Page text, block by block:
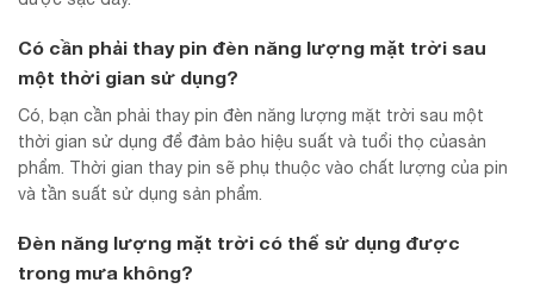
Có cần phải thay pin đèn năng lượng mặt trời sau
một thời gian sử dụng?
Có, bạn cần phải thay pin đèn năng lượng mặt trời sau một
thời gian sử dụng để đảm bảo hiệu suất và tuổi thọ củasản
phẩm. Thời gian thay pin sẽ phụ thuộc vào chất lượng của pin
và tần suất sử dụng sản phẩm.
Đèn năng lượng mặt trời có thể sử dụng được
trong mưa không?